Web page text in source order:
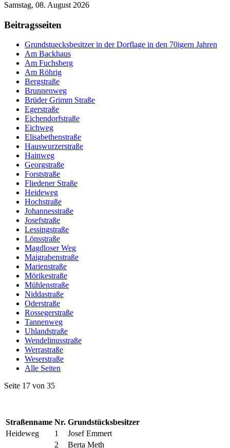
Samstag, 08. August 2026
Beitragsseiten
Grundstuecksbesitzer in der Dorflage in den 70igern Jahren
Am Backhaus
Am Fuchsberg
Am Röhrig
Bergstraße
Brunnenweg
Brüder Grimm Straße
Egerstraße
Eichendorfstraße
Eichweg
Elisabethenstraße
Hauswurzerstraße
Hainweg
Georgstraße
Forststraße
Fliedener Straße
Heideweg
Hochstraße
Johannesstraße
Josefstraße
Lessingstraße
Lönsstraße
Magdloser Weg
Maigrabenstraße
Marienstraße
Mörikestraße
Mühlenstraße
Niddastraße
Oderstraße
Rossegerstraße
Tannenweg
Uhlandstraße
Wendelinusstraße
Werrastraße
Weserstraße
Alle Seiten
Seite 17 von 35
Straßenname Nr. Grundstücksbesitzer
Heideweg
1
Josef Emmert
2
Berta Meth